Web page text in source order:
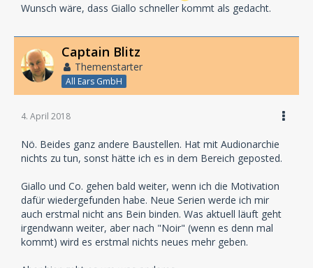
Wunsch wäre, dass Giallo schneller kommt als gedacht.
Captain Blitz
Themenstarter
All Ears GmbH
4. April 2018
Nö. Beides ganz andere Baustellen. Hat mit Audionarchie
nichts zu tun, sonst hätte ich es in dem Bereich geposted.
Giallo und Co. gehen bald weiter, wenn ich die Motivation
dafür wiedergefunden habe. Neue Serien werde ich mir
auch erstmal nicht ans Bein binden. Was aktuell läuft geht
irgendwann weiter, aber nach "Noir" (wenn es denn mal
kommt) wird es erstmal nichts neues mehr geben.